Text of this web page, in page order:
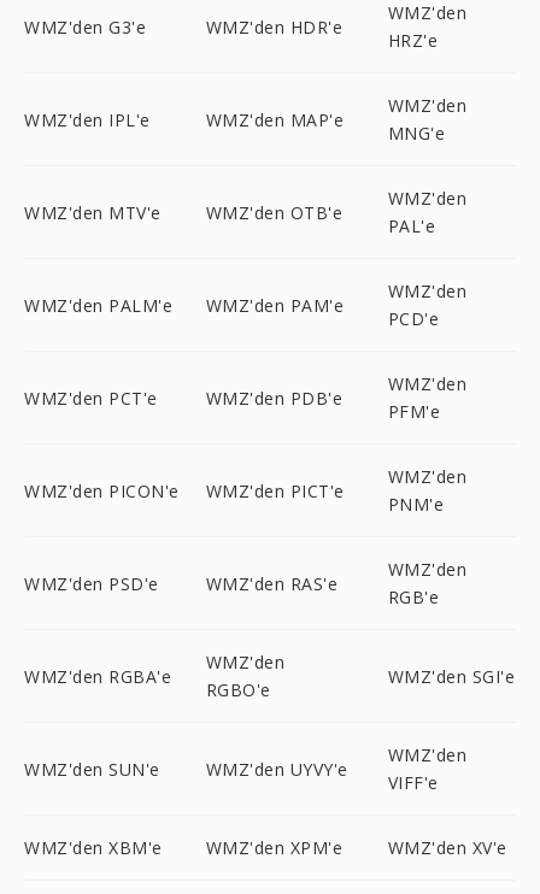
WMZ'den G3'e WMZ'den HDR'e
WMZ'den
HRZ'e
WMZ'den IPL'e WMZ'den MAP'e
WMZ'den
MNG'e
WMZ'den MTV'e WMZ'den OTB'e
WMZ'den
PAL'e
WMZ'den PALM'e WMZ'den PAM'e
WMZ'den
PCD'e
WMZ'den PCT'e WMZ'den PDB'e
WMZ'den
PFM'e
WMZ'den PICON'e WMZ'den PICT'e
WMZ'den
PNM'e
WMZ'den PSD'e WMZ'den RAS'e
WMZ'den
RGB'e
WMZ'den RGBA'e
WMZ'den
RGBO'e
WMZ'den SGI'e
WMZ'den SUN'e WMZ'den UYVY'e
WMZ'den
VIFF'e
WMZ'den XBM'e WMZ'den XPM'e WMZ'den XV'e